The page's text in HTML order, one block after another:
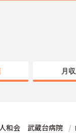
月
和会 武蔵台病院